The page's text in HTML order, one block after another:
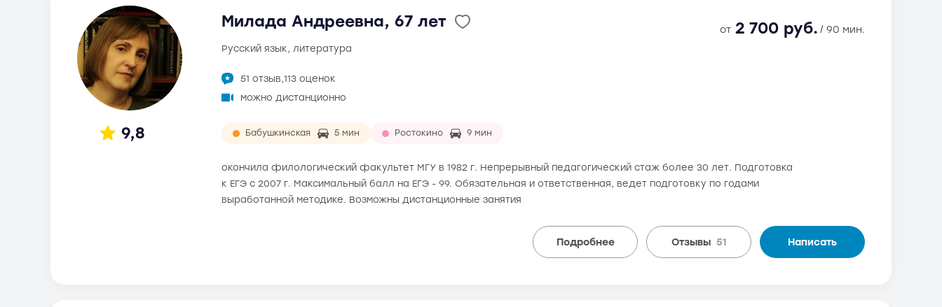
9,8
Милада Андреевна, 67 лет от 2 700 руб. / 90 мин.
русский язык, литература
51 отзыв,113 оценок
можно дистанционно
Бабушкинская 5 мин Ростокино 9 мин
окончила филологический факультет МГУ в 1982 г. Непрерывный педагогический стаж более 30 лет. Подготовка
к ЕГЭ с 2007 г. Максимальный балл на ЕГЭ - 99. Обязательная и ответственная, ведет подготовку по годами
выработанной методике. Возможны дистанционные занятия
Подробнее Отзывы 51 Написать